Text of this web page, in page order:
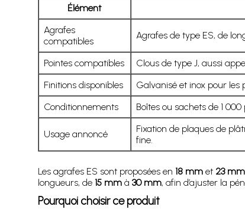
Élément
Agrafes
compatibles
Agrafes de type ES, de
Pointes compatibles
Clous de type J, aussi
Finitions disponibles
Galvanisé et inox pour les
Conditionnements
Boîtes ou sachets de 1
Usage annoncé
Fixation de plaques de
fine.
Les agrafes ES sont proposées en 18 mmet 23 mm
longueurs, de 15 mmà 30 mm, afin d’ajuster la
Pourquoi choisir ce produit